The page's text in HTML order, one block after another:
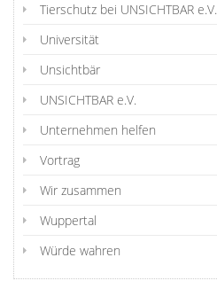
Tierschutz bei UNSICHTBAR e.V.
Universität
Unsichtbär
UNSICHTBAR e.V.
Unternehmen helfen
Vortrag
Wir zusammen
Wuppertal
Würde wahren